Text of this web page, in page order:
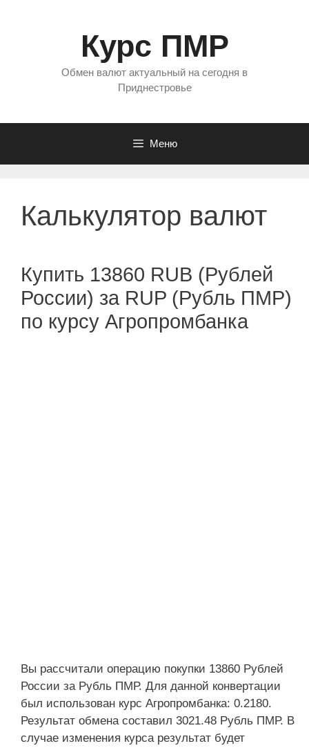
Курс ПМР
Обмен валют актуальный на сегодня в
Приднестровье
Меню
Калькулятор валют
Купить 13860 RUB (Рублей
России) за RUP (Рубль ПМР)
по курсу Агропромбанка
Вы рассчитали операцию покупки 13860 Рублей
России за Рубль ПМР. Для данной конвертации
был использован курс Агропромбанка: 0.2180.
Результат обмена составил 3021.48 Рубль ПМР. В
случае изменения курса результат будет